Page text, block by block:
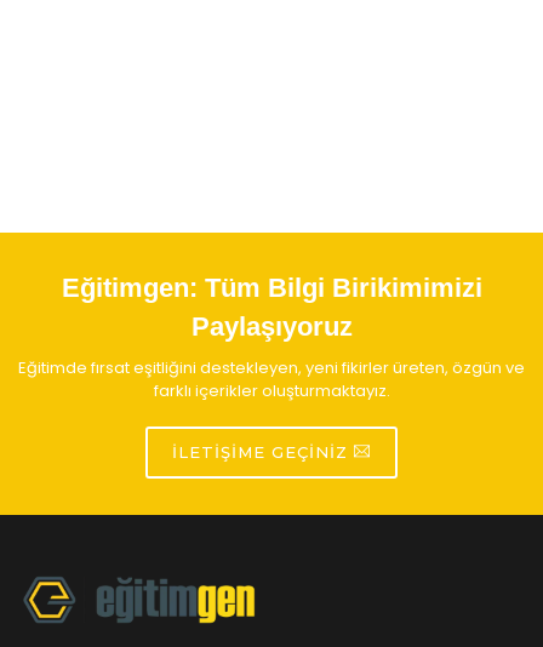
Eğitimgen: Tüm Bilgi Birikimimizi
Paylaşıyoruz
Eğitimde fırsat eşitliğini destekleyen, yeni fikirler üreten, özgün ve
farklı içerikler oluşturmaktayız.
İLETIŞIME GEÇINIZ